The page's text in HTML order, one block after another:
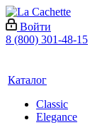
Войти
8 (800) 301-48-15
Каталог
Classic
Elegance